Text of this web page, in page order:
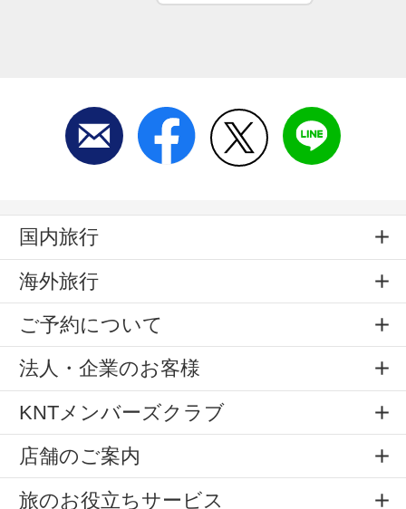
国内旅行
海外旅行
ご予約について
法人・企業のお客様
KNTメンバーズクラブ
店舗のご案内
旅のお役立ちサービス